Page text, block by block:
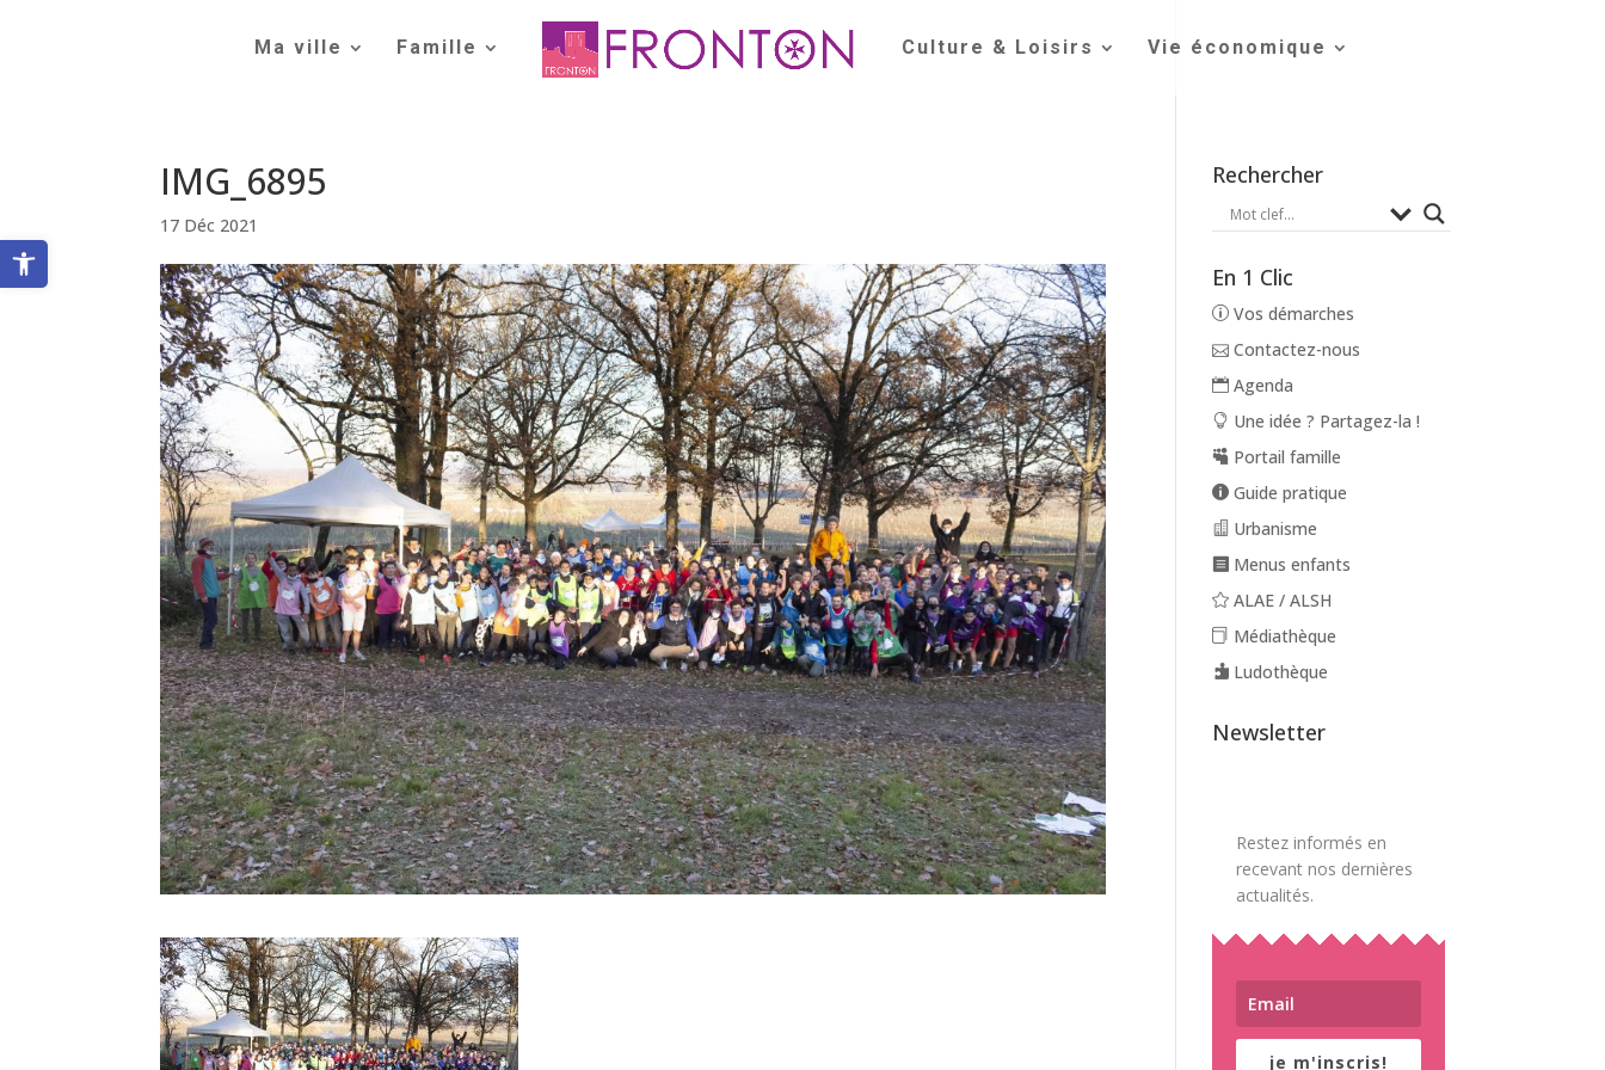
Ouvrir la barre d’outils
Ma ville Famille Culture & Loisirs Vie économique
IMG_6895
17 Déc 2021
Rechercher
En 1 Clic
Vos démarches
Contactez-nous
Agenda
Une idée ? Partagez-la !
Portail famille
Guide pratique
Urbanisme
Menus enfants
ALAE / ALSH
Médiathèque
Ludothèque
Newsletter
Restez informés en
recevant nos dernières
actualités.
je m'inscris!